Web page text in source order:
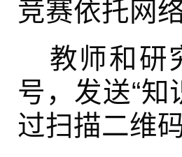
竞赛依托网
教师和研
号，发送“
过扫描二维